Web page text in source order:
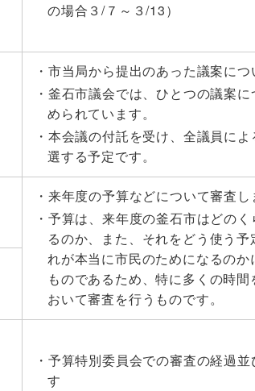
の場合３/７～３/13）
市当局から提出のあった議案につ
釜石市議会では、ひとつの議案
められています。
本会議の付託を受け、全議員に
選する予定です。
来年度の予算などについて審査し
予算は、来年度の釜石市はどの
るのか、また、それをどう使う
れが本当に市民のためになるの
ものであるため、特に多くの時
おいて審査を行うものです。
予算特別委員会での審査の経過
す